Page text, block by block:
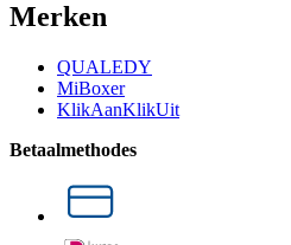
Merken
QUALEDY
MiBoxer
KlikAanKlikUit
Betaalmethodes